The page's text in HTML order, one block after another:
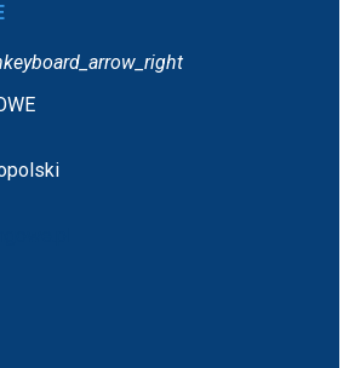
keyboard_arrow_right